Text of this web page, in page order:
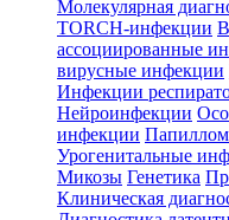
Молекулярная
TORCH-инфекции
ассоциированные
вирусные инфекции
Инфекции
Нейроинфекции
инфекции
Урогенитальные
Микозы Генетика
Клиническая